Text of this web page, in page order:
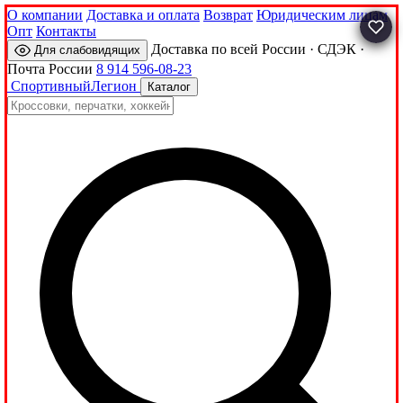
О компании Доставка и оплата Возврат Юридическим лицам
Опт Контакты
Для слабовидящих
Доставка по всей России · СДЭК ·
Почта России 8 914 596-08-23
СпортивныйЛегион Каталог